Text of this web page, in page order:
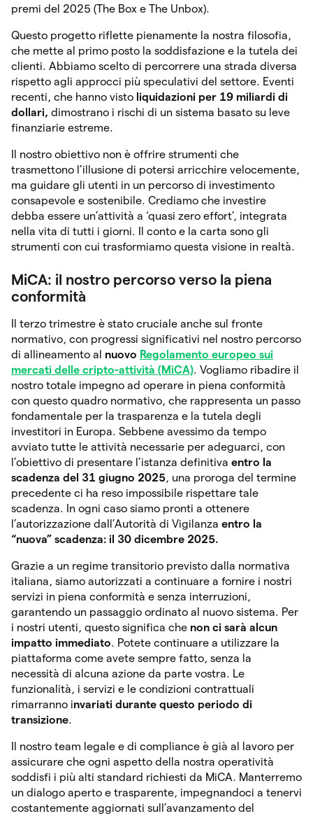
premi del 2025 (The Box e The Unbox).
Questo progetto riflette pienamente la nostra filosofia,
che mette al primo posto la soddisfazione e la tutela dei
clienti. Abbiamo scelto di percorrere una strada diversa
rispetto agli approcci più speculativi del settore. Eventi
recenti, che hanno visto liquidazioni per 19 miliardi di
dollari, dimostrano i rischi di un sistema basato su leve
finanziarie estreme.
Il nostro obiettivo non è offrire strumenti che
trasmettono l’illusione di potersi arricchire velocemente,
ma guidare gli utenti in un percorso di investimento
consapevole e sostenibile. Crediamo che investire
debba essere un’attività a ‘quasi zero effort’, integrata
nella vita di tutti i giorni. Il conto e la carta sono gli
strumenti con cui trasformiamo questa visione in realtà.
MiCA: il nostro percorso verso la piena
conformità
Il terzo trimestre è stato cruciale anche sul fronte
normativo, con progressi significativi nel nostro percorso
di allineamento al nuovo Regolamento europeo sui
mercati delle cripto-attività (MiCA). Vogliamo ribadire il
nostro totale impegno ad operare in piena conformità
con questo quadro normativo, che rappresenta un passo
fondamentale per la trasparenza e la tutela degli
investitori in Europa. Sebbene avessimo da tempo
avviato tutte le attività necessarie per adeguarci, con
l’obiettivo di presentare l’istanza definitiva entro la
scadenza del 31 giugno 2025, una proroga del termine
precedente ci ha reso impossibile rispettare tale
scadenza. In ogni caso siamo pronti a ottenere
l’autorizzazione dall’Autorità di Vigilanza entro la
“nuova” scadenza: il 30 dicembre 2025.
Grazie a un regime transitorio previsto dalla normativa
italiana, siamo autorizzati a continuare a fornire i nostri
servizi in piena conformità e senza interruzioni,
garantendo un passaggio ordinato al nuovo sistema. Per
i nostri utenti, questo significa che non ci sarà alcun
impatto immediato. Potete continuare a utilizzare la
piattaforma come avete sempre fatto, senza la
necessità di alcuna azione da parte vostra. Le
funzionalità, i servizi e le condizioni contrattuali
rimarranno invariati durante questo periodo di
transizione.
Il nostro team legale e di compliance è già al lavoro per
assicurare che ogni aspetto della nostra operatività
soddisfi i più alti standard richiesti da MiCA. Manterremo
un dialogo aperto e trasparente, impegnandoci a tenervi
costantemente aggiornati sull’avanzamento del